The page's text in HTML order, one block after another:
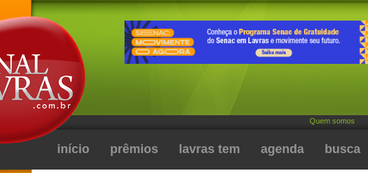
Quem somos
início prêmios lavras tem agenda busca